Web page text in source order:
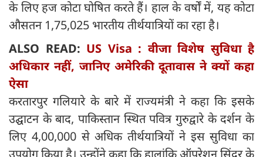
के लिए हज कोटा घोषित करते हैं। हाल के वर्षों में, यह कोटा
औसतन 1,75,025 भारतीय तीर्थयात्रियों का रहा है।
ALSO READ: US Visa : वीजा विशेष सुविधा है
अधिकार नहीं, जानिए अमेरिकी दूतावास ने क्यों कहा
ऐसा
करतारपुर गलियारे के बारे में राज्यमंत्री ने कहा कि इसके
उद्घाटन के बाद, पाकिस्तान स्थित पवित्र गुरुद्वारे के दर्शन के
लिए 4,00,000 से अधिक तीर्थयात्रियों ने इस सुविधा का